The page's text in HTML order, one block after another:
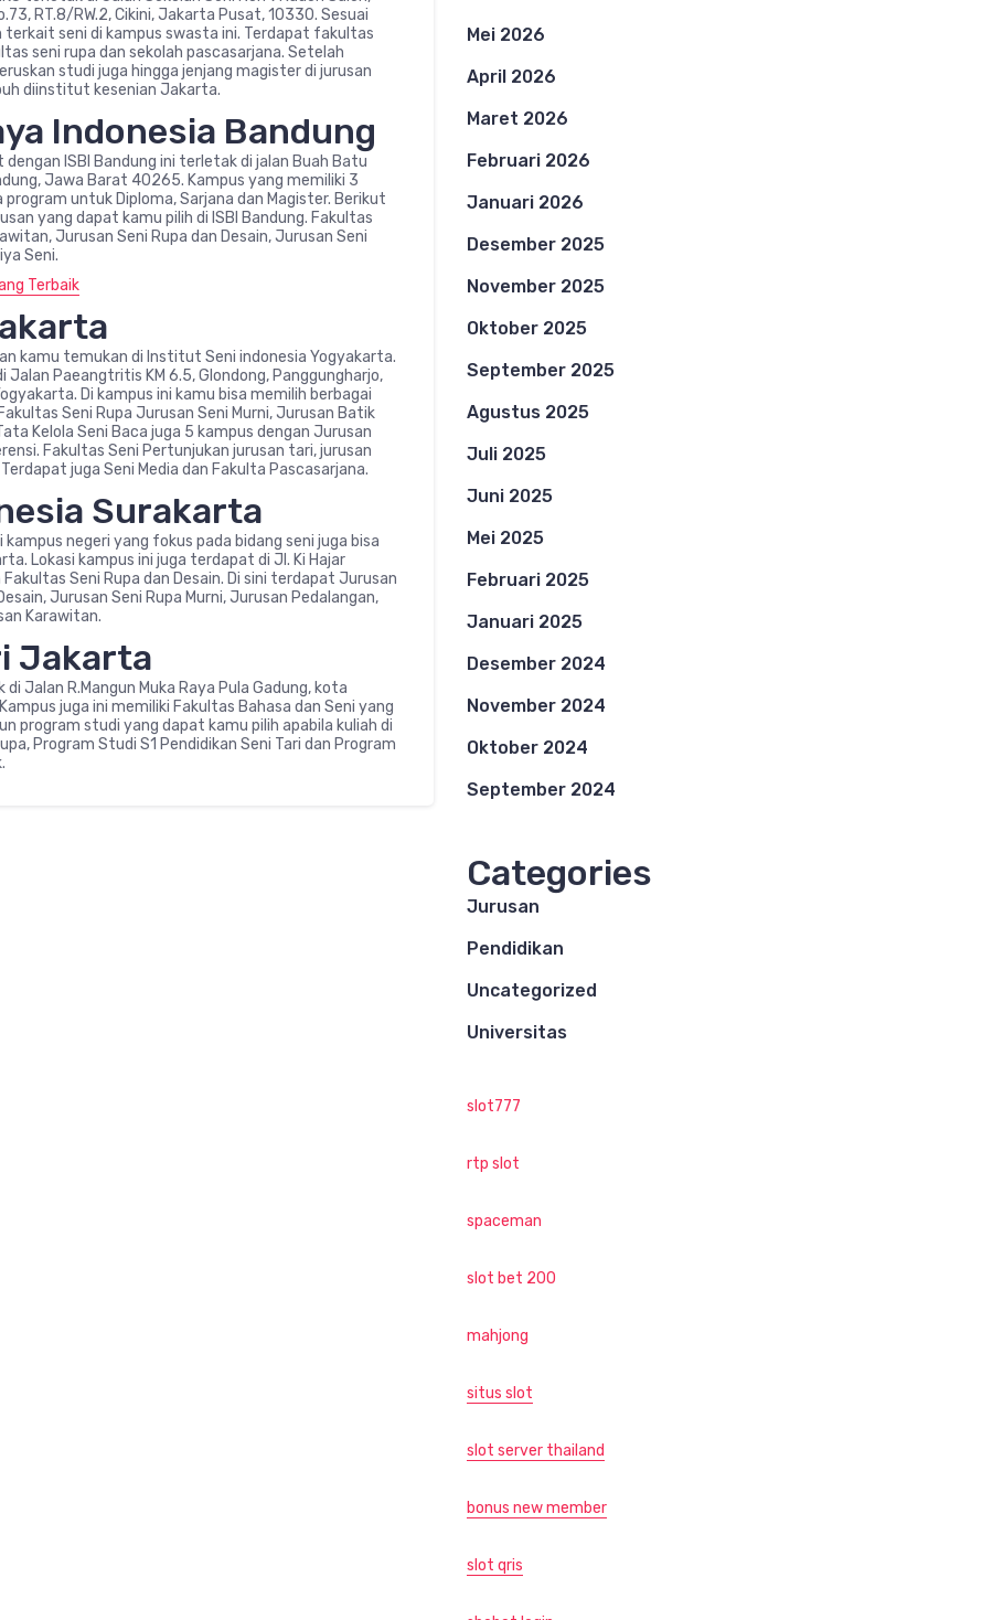
RT.8/RW.2, Cikini, Jakarta Pusat, 10330. Sesuai
seni di kampus swasta ini. Terdapat fakultas
seni rupa dan sekolah pascasarjana. Setelah
studi juga hingga jenjang magister di jurusan
diinstitut kesenian Jakarta.
Indonesia Bandung
ISBI Bandung ini terletak di jalan Buah Batu
Jawa Barat 40265. Kampus yang memiliki 3
untuk Diploma, Sarjana dan Magister. Berikut
yang dapat kamu pilih di ISBI Bandung. Fakultas
Jurusan Seni Rupa dan Desain, Jurusan Seni
Seni.
Terbaik
kamu temukan di Institut Seni indonesia Yogyakarta.
Paeangtritis KM 6.5, Glondong, Panggungharjo,
Di kampus ini kamu bisa memilih berbagai
Seni Rupa Jurusan Seni Murni, Jurusan Batik
Kelola Seni Baca juga 5 kampus dengan Jurusan
Fakultas Seni Pertunjukan jurusan tari, jurusan
juga Seni Media dan Fakulta Pascasarjana.
Surakarta
negeri yang fokus pada bidang seni juga bisa
Lokasi kampus ini juga terdapat di Jl. Ki Hajar
Seni Rupa dan Desain. Di sini terdapat Jurusan
Jurusan Seni Rupa Murni, Jurusan Pedalangan,
Karawitan.
Jakarta
Jalan R.Mangun Muka Raya Pula Gadung, kota
juga ini memiliki Fakultas Bahasa dan Seni yang
program studi yang dapat kamu pilih apabila kuliah di
Program Studi S1 Pendidikan Seni Tari dan Program
Mei 2026
April 2026
Maret 2026
Februari 2026
Januari 2026
Desember 2025
November 2025
Oktober 2025
September 2025
Agustus 2025
Juli 2025
Juni 2025
Mei 2025
Februari 2025
Januari 2025
Desember 2024
November 2024
Oktober 2024
September 2024
Categories
Jurusan
Pendidikan
Uncategorized
Universitas
slot777
rtp slot
spaceman
slot bet 200
mahjong
situs slot
slot server thailand
bonus new member
slot qris